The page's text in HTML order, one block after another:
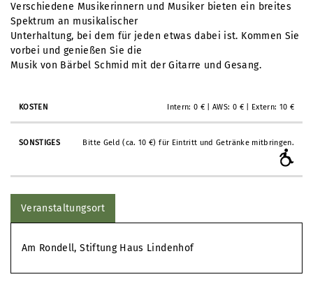
Verschiedene Musikerinnern und Musiker bieten ein breites
Spektrum an musikalischer
Unterhaltung, bei dem für jeden etwas dabei ist. Kommen Sie
vorbei und genießen Sie die
Musik von Bärbel Schmid mit der Gitarre und Gesang.
Intern: 0 € | AWS: 0 € | Extern: 10 €
Bitte Geld (ca. 10 €) für Eintritt und Getränke mitbringen.
Veranstaltungsort
Am Rondell, Stiftung Haus Lindenhof